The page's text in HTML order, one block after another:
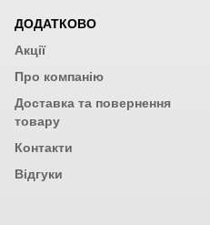
ДОДАТКОВО
Акції
Про компанію
Доставка та повернення
товару
Контакти
Відгуки